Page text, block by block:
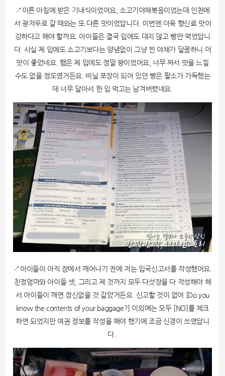
↗이른 아침에 받은 기내식이었어요, 소고기야채볶음이었는데 인천에
서 광저우로 갈 때와는 또 다른 맛이었답니다. 이번엔 더욱 향신료 맛이
강하다고 해야 할까요. 아이들은 결국 입에도 대지 않고 빵만 먹었답니
다. 사실 제 입에도 소고기보다는 양념없이 그냥 찐 야채가 달콤하니 더
맛이 좋았네요. 햄은 제 입에도 정말 꽝이었어요, 너무 짜서 맛을 느낄
수도 없을 정도였거든요. 비닐 포장이 되어 있던 빵은 팥소가 가득했는
데 너무 달아서 한 입 먹고는 남겨버렸네요.
↗아이들이 아직 잠에서 깨어나기 전에 저는 입국신고서를 작성했어요.
친정엄마와 아이들 셋, 그리고 제 것까지 모두 다섯장을 다 작성해야 해
서 아이들이 깨면 정신없을 것 같았거든요. 신고할 것이 없어 [Do you
know the contents of your baggage?] 이외에는 모두 [NO]를 체크
하면 되었지만 여권 정보를 작성을 해야 했기에 조금 신경이 쓰였답니
다.